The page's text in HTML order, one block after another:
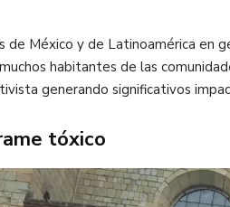
de México y de Latinoamérica en
habitantes de las
generando significativos
tóxico